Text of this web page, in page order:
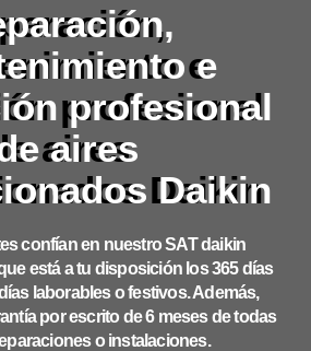
e
profesional
aires
Daikin
confían en nuestro SAT daikin
está a tu disposición los 365 días
laborables o festivos. Además,
por escrito de 6 meses de todas
o instalaciones.